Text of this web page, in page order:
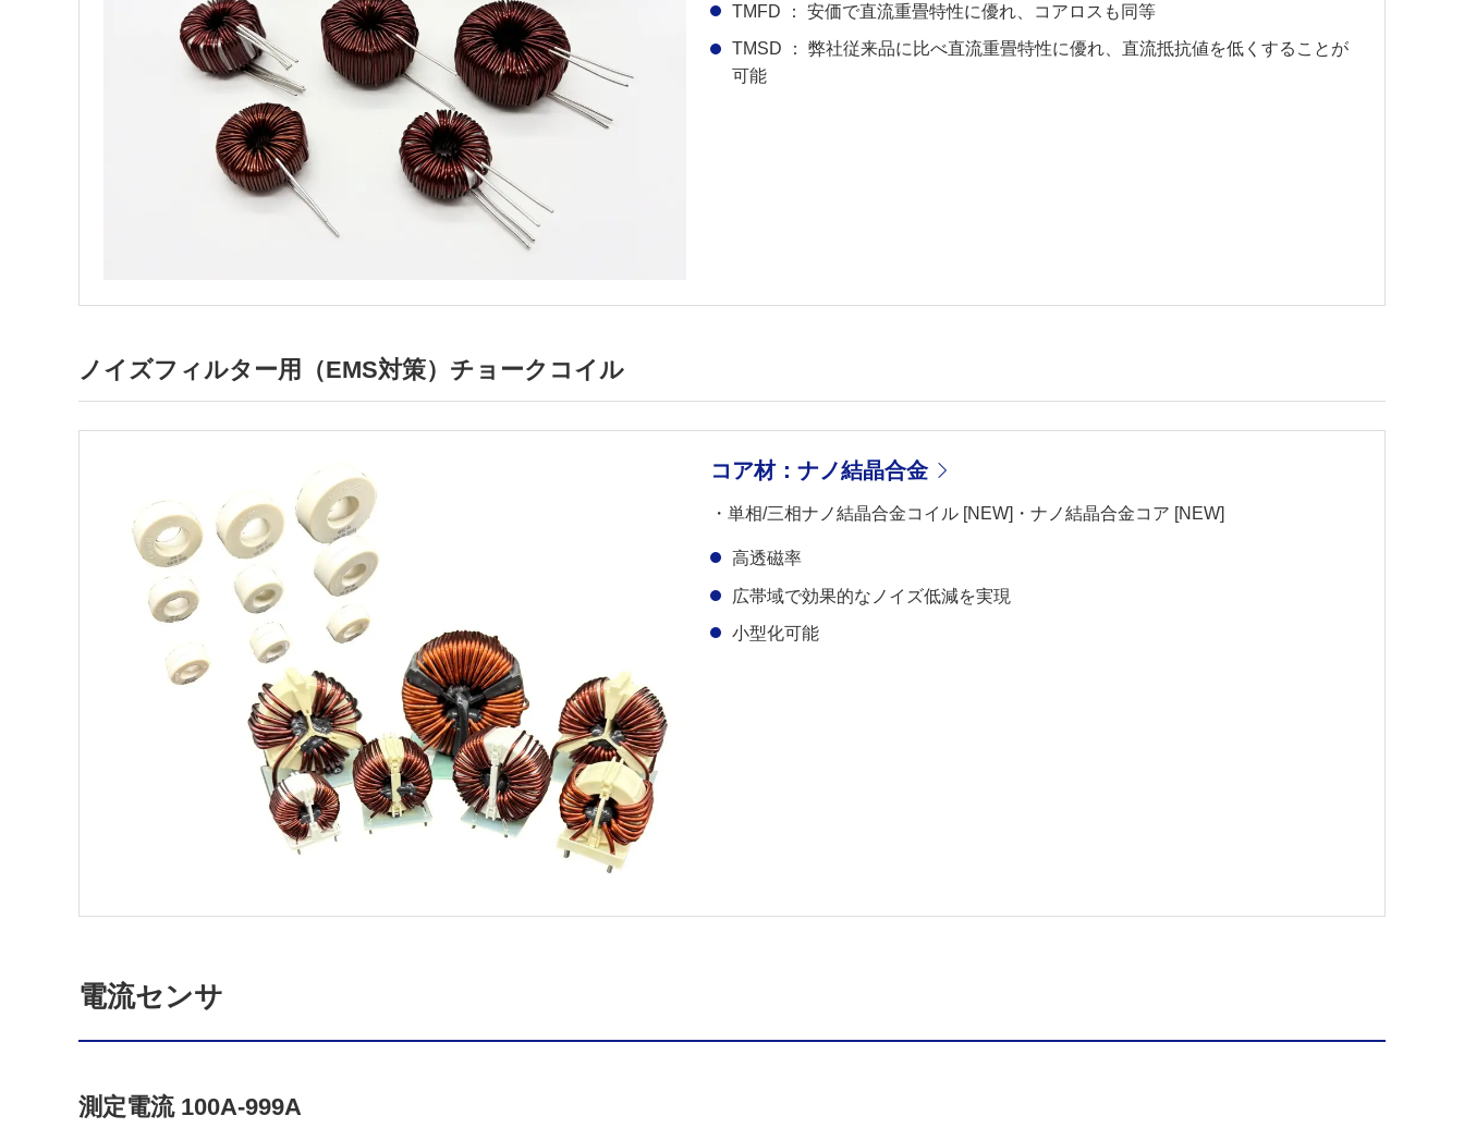
TMFD ： 安価で直流重畳特性に優れ、コアロスも同等
TMSD ： 弊社従来品に比べ直流重畳特性に優れ、直流抵抗値を低くすることが
可能
ノイズフィルター用（EMS対策）チョークコイル
コア材：ナノ結晶合金
・単相/三相ナノ結晶合金コイル [NEW]・ナノ結晶合金コア [NEW]
高透磁率
広帯域で効果的なノイズ低減を実現
小型化可能
電流センサ
測定電流 100A-999A